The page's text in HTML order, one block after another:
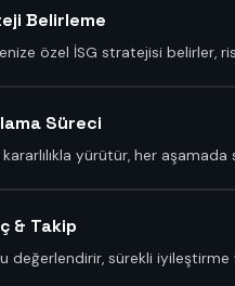
Belirleme
özel İSG stratejisi belirler,
Süreci
yürütür, her aşamada
& Takip
değerlendirir, sürekli